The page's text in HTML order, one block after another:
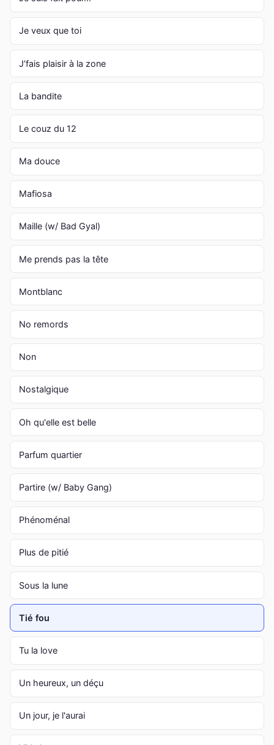
Je veux que toi
J’fais plaisir à la zone
La bandite
Le couz du 12
Ma douce
Mafiosa
Maille (w/ Bad Gyal)
Me prends pas la tête
Montblanc
No remords
Non
Nostalgique
Oh qu'elle est belle
Parfum quartier
Partire (w/ Baby Gang)
Phénoménal
Plus de pitié
Sous la lune
Tié fou
Tu la love
Un heureux, un déçu
Un jour, je l'aurai